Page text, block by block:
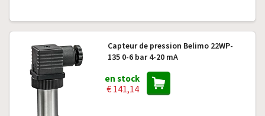
Capteur de pression Belimo 22WP-
135 0-6 bar 4-20 mA
en stock
€ 141,14